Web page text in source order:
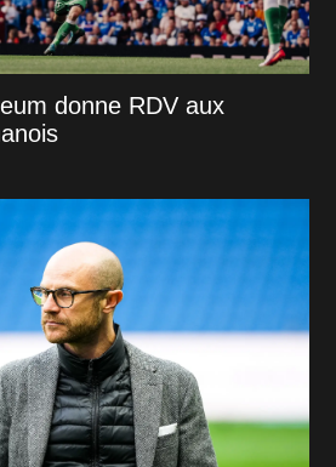
donne RDV aux